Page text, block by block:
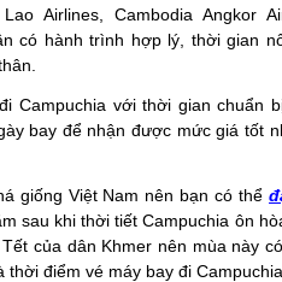
Airlines, Cambodia Angkor
có hành trình hợp lý, thời gian
Campuchia với thời gian chuẩn
bay để nhận được mức giá tốt
giống Việt Nam nên bạn có thể
sau khi thời tiết Campuchia ôn
của dân Khmer nên mùa này
điểm vé máy bay đi